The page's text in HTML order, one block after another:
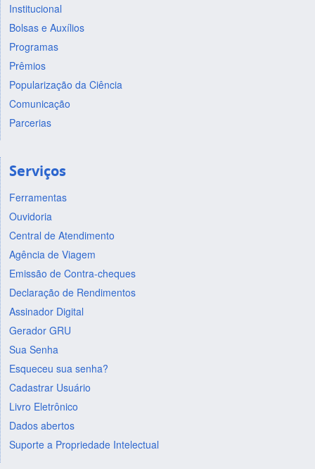
Institucional
Bolsas e Auxílios
Programas
Prêmios
Popularização da Ciência
Comunicação
Parcerias
Serviços
Ferramentas
Ouvidoria
Central de Atendimento
Agência de Viagem
Emissão de Contra-cheques
Declaração de Rendimentos
Assinador Digital
Gerador GRU
Sua Senha
Esqueceu sua senha?
Cadastrar Usuário
Livro Eletrônico
Dados abertos
Suporte a Propriedade Intelectual